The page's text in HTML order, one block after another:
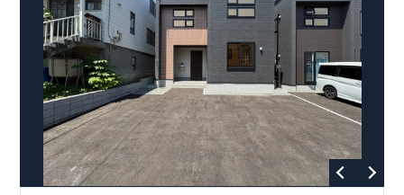
​■玄関収納…便利な全身鏡のついた、コの字収納がございます♪
​​■浴室…浴室暖房換気乾燥機付き！壁面にアクセントカラーを
施したオシャレな浴室空間です♪
​ ​ ​◇アクセス◇ ・小田急小田原線「本厚木」駅までバス３６
介可能！
ウェブカタログはこちら→​<各種カタログ｜ブルーミングリフ
ォーム>
境 (ホルムアルデヒド発散等級3)
ZEH水準の断熱性能
□ 断熱等性能等級5～6 □ 一次エネルギー消費量等級6～8 ​□
第三者評価BELS実施
【長期優良住宅】 ■国の定める7つの技術基準をクリア ■税制
優遇あり【東栄セーフティーダンパー標準装備】
■制震ダンパ
ーで振れ幅を大幅に低減、繰り返す地震に強い『耐震+制震』
技術 ■メンテナンスフリー
現地案内予約受付中詳細やご見学など、お気軽にお問合せ下さ
い♪東栄住宅 港南台営業所 TEL:0120-29-1081